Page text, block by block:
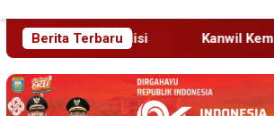
Berita Terbaru
Kanwil Kemenkum Bali Semarakkan